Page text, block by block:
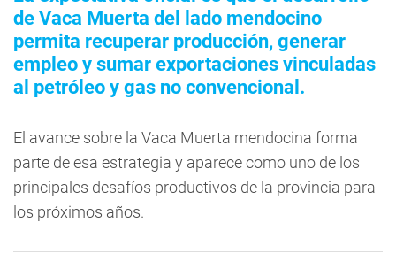
de Vaca Muerta del lado mendocino
permita recuperar producción, generar
empleo y sumar exportaciones vinculadas
al petróleo y gas no convencional.
El avance sobre la Vaca Muerta mendocina forma
parte de esa estrategia y aparece como uno de los
principales desafíos productivos de la provincia para
los próximos años.